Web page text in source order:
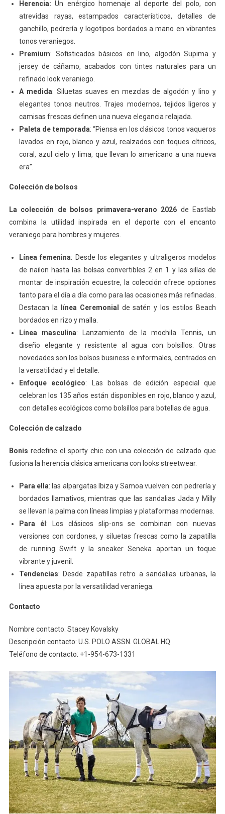
Herencia:Un enérgico homenaje al deporte del polo, con
atrevidas rayas, estampados característicos, detalles de
ganchillo, pedrería y logotipos bordados a mano en vibrantes
tonos veraniegos.
Premium: Sofisticados básicos en lino, algodón Supima y
jersey de cáñamo, acabados con tintes naturales para un
refinado look veraniego.
A medida: Siluetas suaves en mezclas de algodón y lino y
elegantes tonos neutros. Trajes modernos, tejidos ligeros y
camisas frescas definen una nueva elegancia relajada.
Paleta de temporada: “Piensa en los clásicos tonos vaqueros
lavados en rojo, blanco y azul, realzados con toques cítricos,
coral, azul cielo y lima, que llevan lo americano a una nueva
era”.
Colección de bolsos
La colección de bolsos primavera-verano 2026 de Eastlab
combina la utilidad inspirada en el deporte con el encanto
veraniego para hombres y mujeres.
Línea femenina: Desde los elegantes y ultraligeros modelos
de nailon hasta las bolsas convertibles 2 en 1 y las sillas de
montar de inspiración ecuestre, la colección ofrece opciones
tanto para el día a día como para las ocasiones más refinadas.
Destacan la
línea Ceremonial
de satén y los estilos Beach
bordados en rizo y malla.
Línea masculina: Lanzamiento de la mochila Tennis, un
diseño elegante y resistente al agua con bolsillos. Otras
novedades son los bolsos business e informales, centrados en
la versatilidad y el detalle.
Enfoque ecológico: Las bolsas de edición especial que
celebran los 135 años están disponibles en rojo, blanco y azul,
con detalles ecológicos como bolsillos para botellas de agua.
Colección de calzado
Bonis redefine el sporty chic con una colección de calzado que
fusiona la herencia clásica americana con looks streetwear.
Para ella: las alpargatas Ibiza y Samoa vuelven con pedrería y
bordados llamativos, mientras que las sandalias Jada y Milly
se llevan la palma con líneas limpias y plataformas modernas.
Para él : Los clásicos slip-ons se combinan con nuevas
versiones con cordones, y siluetas frescas como la zapatilla
de running Swift y la sneaker Seneka aportan un toque
vibrante y juvenil.
Tendencias: Desde zapatillas retro a sandalias urbanas, la
línea apuesta por la versatilidad veraniega.
Contacto
Nombre contacto: Stacey Kovalsky
Descripción contacto: U.S. POLO ASSN. GLOBAL HQ
Teléfono de contacto: +1-954-673-1331